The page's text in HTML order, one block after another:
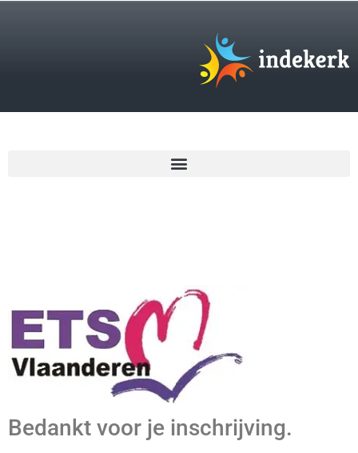
Bedankt voor je inschrijving.